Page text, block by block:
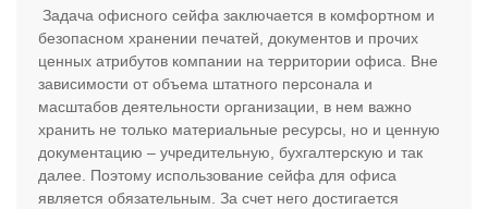
Задача офисного сейфа заключается в комфортном и
безопасном хранении печатей, документов и прочих
ценных атрибутов компании на территории офиса. Вне
зависимости от объема штатного персонала и
масштабов деятельности организации, в нем важно
хранить не только материальные ресурсы, но и ценную
документацию – учредительную, бухгалтерскую и так
далее. Поэтому использование сейфа для офиса
является обязательным. За счет него достигается